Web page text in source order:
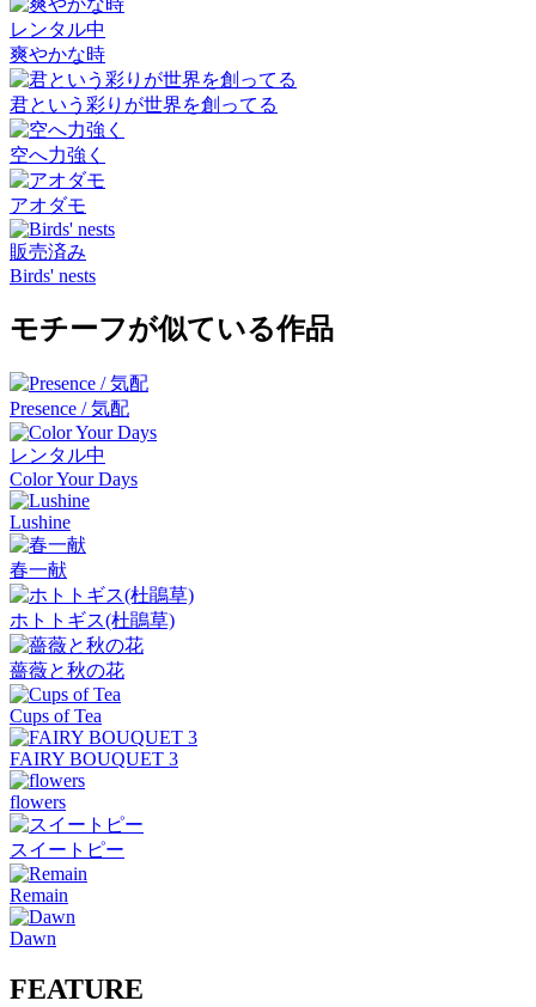
レンタル中
爽やかな時
君という彩りが世界を創ってる
空へ力強く
アオダモ
販売済み
Birds' nests
モチーフが似ている作品
Presence / 気配
レンタル中
Color Your Days
Lushine
春一献
ホトトギス(杜鵑草)
薔薇と秋の花
Cups of Tea
FAIRY BOUQUET 3
flowers
スイートピー
Remain
Dawn
FEATURE